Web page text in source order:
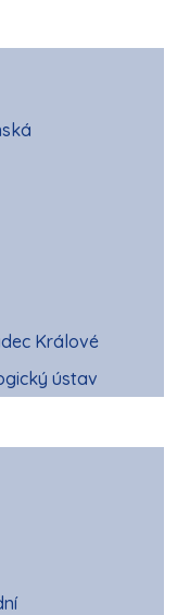
Králové
ústav